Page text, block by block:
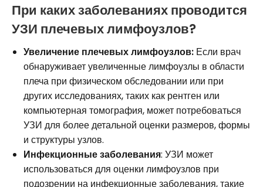
При каких заболеваниях проводится
УЗИ плечевых лимфоузлов?
Увеличение плечевых лимфоузлов: Если врач
обнаруживает увеличенные лимфоузлы в области
плеча при физическом обследовании или при
других исследованиях, таких как рентген или
компьютерная томография, может потребоваться
УЗИ для более детальной оценки размеров, формы
и структуры узлов.
Инфекционные заболевания: УЗИ может
использоваться для оценки лимфоузлов при
подозрении на инфекционные заболевания, такие